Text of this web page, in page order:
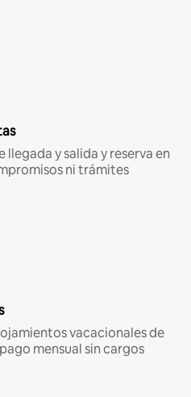
llegada y salida y reserva en
ni trámites
vacacionales de
mensual sin cargos